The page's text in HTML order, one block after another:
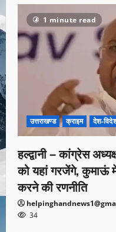
1 minute read
उत्तराखण्ड क्राइम देश-
हल्द्वानी – कांग्रेस
को यहां गरजेंगे, कुमाऊं
करने की रणनीति
34